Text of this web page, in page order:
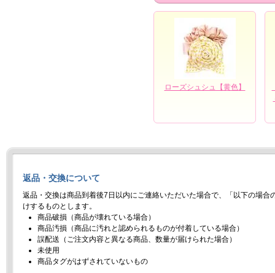
ローズシュシュ【黄色】
返品・交換について
返品・交換は商品到着後7日以内にご連絡いただいた場合で、「以下の場合
けするものとします。
商品破損（商品が壊れている場合）
商品汚損（商品に汚れと認められるものが付着している場合）
誤配送（ご注文内容と異なる商品、数量が届けられた場合）
未使用
商品タグがはずされていないもの